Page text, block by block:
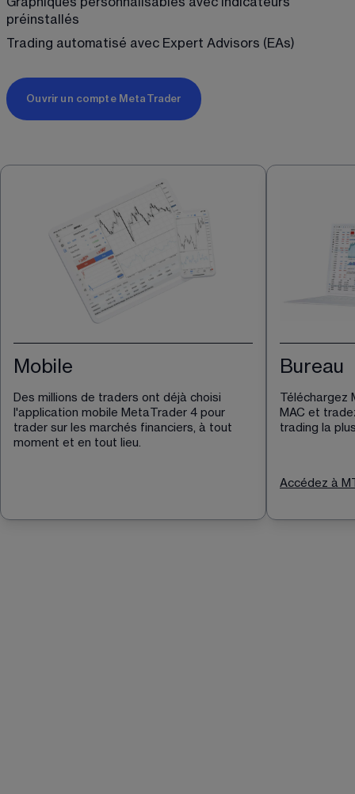
préinstallés
Trading automatisé avec Expert Advisors (EAs)
Ouvrir un compte MetaTrader
Mobile
Des millions de traders ont déjà choisi
l'application mobile MetaTrader 4 pour
trader sur les marchés financiers, à tout
moment et en tout lieu.
Bureau
MAC et
trading la
Accédez à